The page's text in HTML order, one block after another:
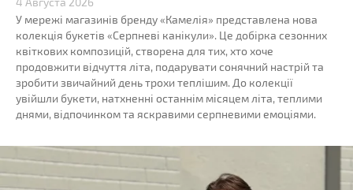
У мережі магазинів бренду «Камелія» представлена нова
колекція букетів «Серпневі канікули». Це добірка сезонних
квіткових композицій, створена для тих, хто хоче
продовжити відчуття літа, подарувати сонячний настрій та
зробити звичайний день трохи теплішим. До колекції
увійшли букети, натхненні останнім місяцем літа, теплими
днями, відпочинком та яскравими серпневими емоціями.